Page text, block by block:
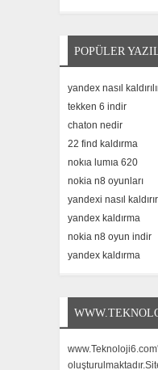
POPÜLER
yandex nasıl
tekken 6 indir
chaton nedir
22 find kaldırma
nokıa lumıa 620
nokia n8 oyunları
yandexi nasıl
yandex kaldırma
nokia n8 oyun indir
yandex kaldırma